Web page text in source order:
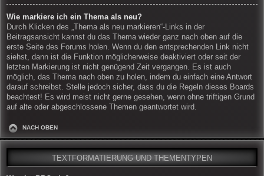
Wie markiere ich ein Thema als neu?
Durch Klicken des „Thema als neu markieren“-Links in der
Beitragsansicht kannst du das Thema wieder ganz nach oben auf die
erste Seite des Forums holen. Wenn du den entsprechenden Link nicht
siehst, dann ist die Funktion möglicherweise deaktiviert oder seit der
letzten Markierung ist nicht genügend Zeit vergangen. Es ist auch
möglich, das Thema nach oben zu holen, indem du einfach eine Antwort
darauf schreibst. Stelle jedoch sicher, dass du die Regeln dieses Boards
beachtest! Es wird meist nicht gerne gesehen, wenn ohne triftigen Grund
auf alte oder abgeschlossene Themen geantwortet wird.
NACH OBEN
TEXTFORMATIERUNG UND THEMENTYPEN